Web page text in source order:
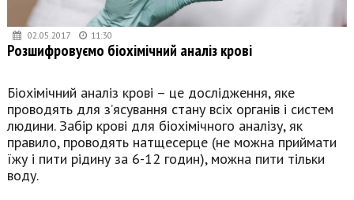
02.05.2017 11:30
Розшифровуємо біохімічний аналіз крові
Біохімічний аналіз крові – це дослідження, яке
проводять для з’ясування стану всіх органів і систем
людини. Забір крові для біохімічного аналізу, як
правило, проводять натщесерце (не можна приймати
їжу і пити рідину за 6-12 годин), можна пити тільки
воду.